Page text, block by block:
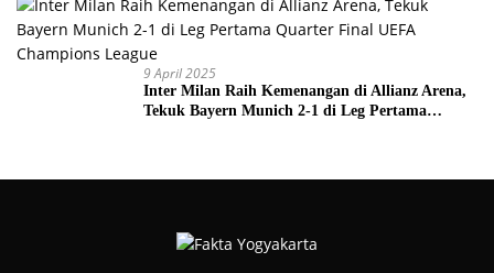
9 April 2025
Inter Milan Raih Kemenangan di Allianz Arena,
Tekuk Bayern Munich 2-1 di Leg Pertama